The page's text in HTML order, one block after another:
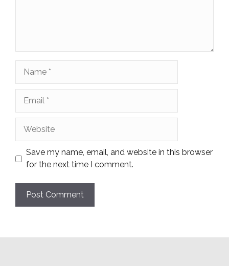
Save my name, email, and website in this browser
for the next time I comment.